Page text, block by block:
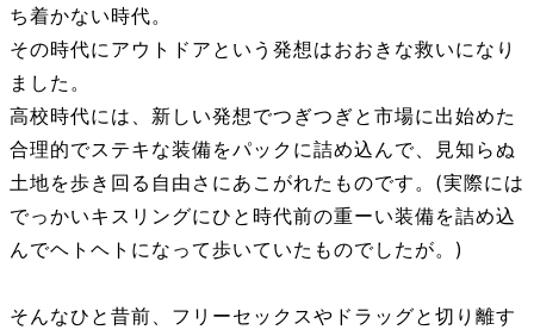
ち着かない時代。
その時代にアウトドアという発想はおおきな救いになり
ました。
高校時代には、新しい発想でつぎつぎと市場に出始めた
合理的でステキな装備をパックに詰め込んで、見知らぬ
土地を歩き回る自由さにあこがれたものです。(実際には
でっかいキスリングにひと時代前の重ーい装備を詰め込
んでヘトヘトになって歩いていたものでしたが。)
そんなひと昔前、フリーセックスやドラッグと切り離す